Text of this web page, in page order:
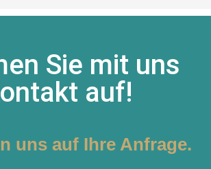
Sie mit uns
auf!
uns auf Ihre Anfrage.